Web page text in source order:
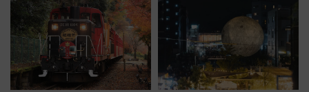
注目観光列車まとめ きっぷの取
り方は？
した、推し活遠征や観光時のリ
アルな懐事情